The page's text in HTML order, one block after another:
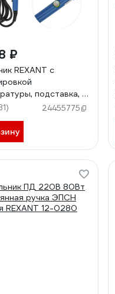
₽
REXANT с
подставка, 5
65 вт,
24455775